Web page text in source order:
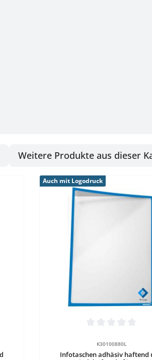
Weitere Produkte aus dieser
benutze die
Auch mit Logodruck
K30100880L
Infotaschen adhäsiv haftend